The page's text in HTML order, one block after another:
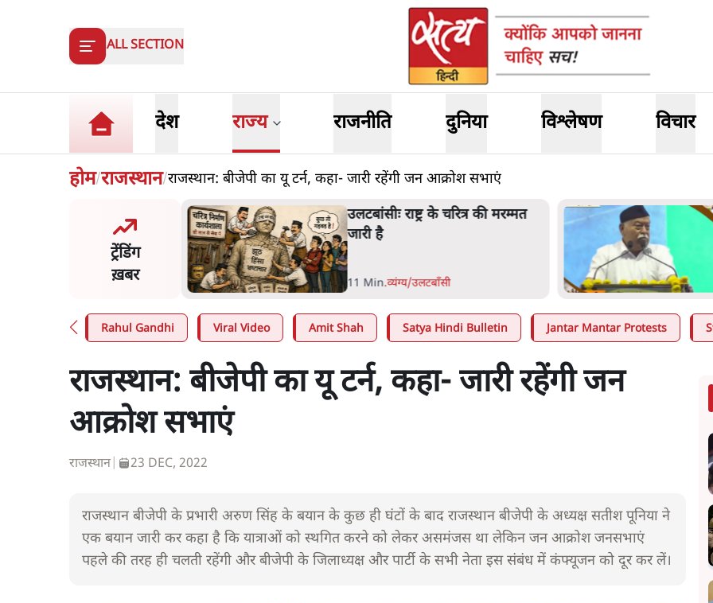
ALL SECTION
देश राज्य राजनीति दुनिया विश्लेषण विचार
होम/राजस्थान/राजस्थान: बीजेपी का यू टर्न, कहा- जारी रहेंगी जन आक्रोश सभाएं
ट्रेंडिंग
ख़बर
राष्ट्र के चरित्र की मरम्मत
भागवत बोले- 'जेन ज़ी पर आँख
मूंदकर भरोसा, आंदोलन देश-विरोधी
नहीं'; अतुल लिमये बोले थे- 'एंटी
नेशनल'
6 Min.देश
Rahul Gandhi Viral Video Amit Shah Satya Hindi Bulletin Jantar Mantar Protests
राजस्थान: बीजेपी का यू टर्न, कहा- जारी रहेंगी जन
आक्रोश सभाएं
राजस्थान 23 DEC, 2022
राजस्थान बीजेपी के प्रभारी अरुण सिंह के बयान के कुछ ही घंटों के बाद राजस्थान बीजेपी के अध्यक्ष सतीश पूनिया ने
एक बयान जारी कर कहा है कि यात्राओं को स्थगित करने को लेकर असमंजस था लेकिन जन आक्रोश जनसभाएं
पहले की तरह ही चलती रहेंगी और बीजेपी के जिलाध्यक्ष और पार्टी के सभी नेता इस संबंध में कंफ्यूजन को दूर कर लें।